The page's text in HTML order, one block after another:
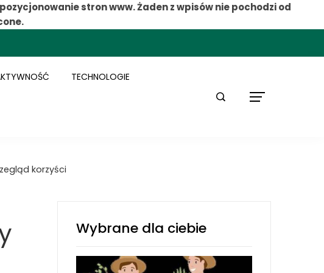
stron www. Żaden z wpisów nie pochodzi od
TECHNOLOGIE
korzyści
Wybrane dla ciebie